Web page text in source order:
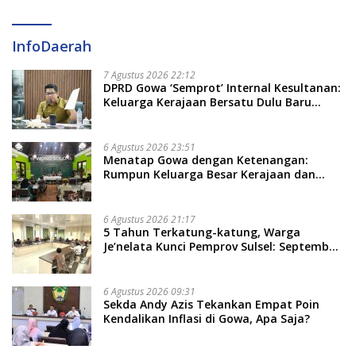
InfoDaerah
7 Agustus 2026 22:12
DPRD Gowa ‘Semprot’ Internal Kesultanan:
Keluarga Kerajaan Bersatu Dulu Baru
6 Agustus 2026 23:51
Menatap Gowa dengan Ketenangan:
Rumpun Keluarga Besar Kerajaan dan
Soal Adat dan Adab
6 Agustus 2026 21:17
5 Tahun Terkatung-katung, Warga
Je’nelata Kunci Pemprov Sulsel: September
6 Agustus 2026 09:31
Sekda Andy Azis Tekankan Empat Poin
Kendalikan Inflasi di Gowa, Apa Saja?